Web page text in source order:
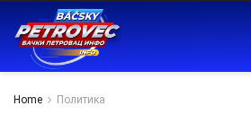
Home Политика